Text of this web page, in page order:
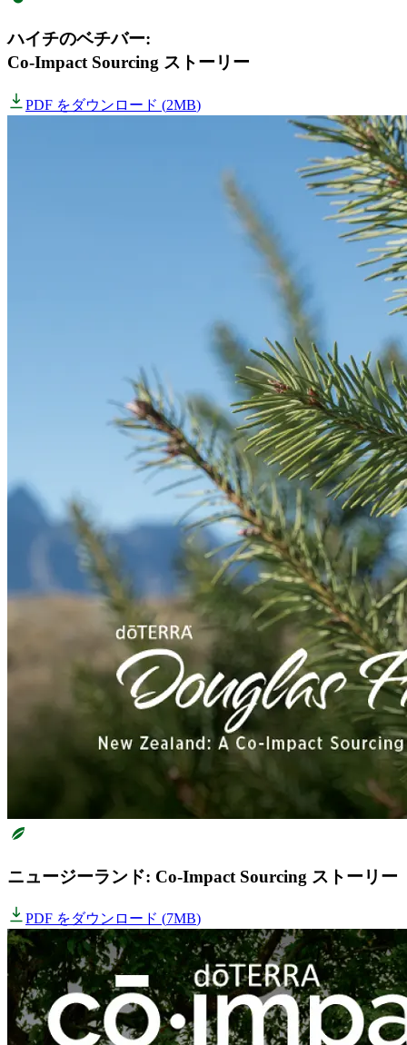
ハイチのベチバー:
Co-Impact Sourcing ストーリー
PDF をダウンロード (2MB)
ニュージーランド: Co-Impact Sourcing ストーリー
PDF をダウンロード (7MB)